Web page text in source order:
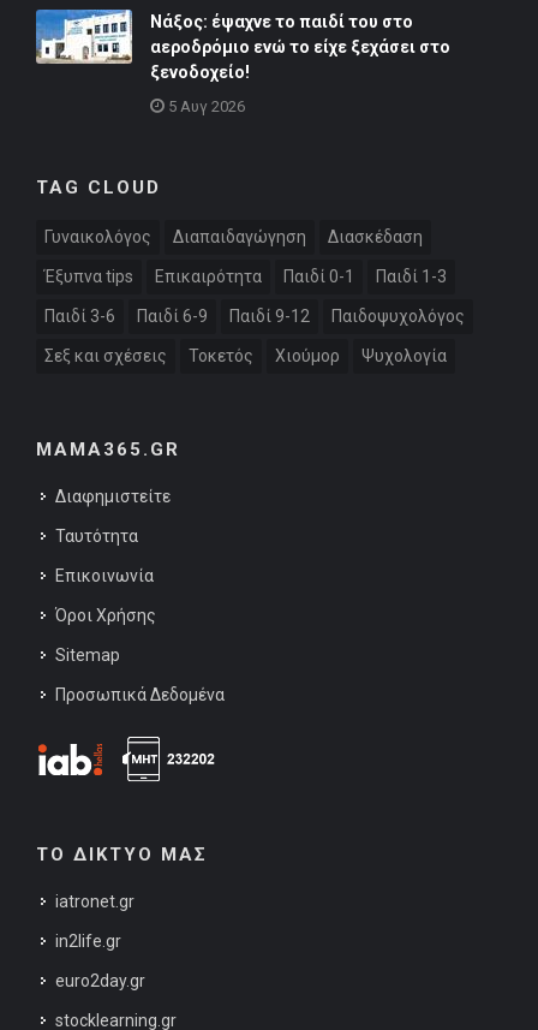
Νάξος: έψαχνε το παιδί του στο
αεροδρόμιο ενώ το είχε ξεχάσει στο
ξενοδοχείο!
5 Αυγ 2026
TAG CLOUD
Γυναικολόγος Διαπαιδαγώγηση Διασκέδαση
Έξυπνα tips Επικαιρότητα Παιδί 0-1 Παιδί 1-3
Παιδί 3-6 Παιδί 6-9 Παιδί 9-12 Παιδοψυχολόγος
Σεξ και σχέσεις Τοκετός Χιούμορ Ψυχολογία
MAMA365.GR
Διαφημιστείτε
Ταυτότητα
Επικοινωνία
Όροι Χρήσης
Sitemap
Προσωπικά Δεδομένα
ΤΟ ΔΙΚΤΥΟ ΜΑΣ
iatronet.gr
in2life.gr
euro2day.gr
stocklearning.gr